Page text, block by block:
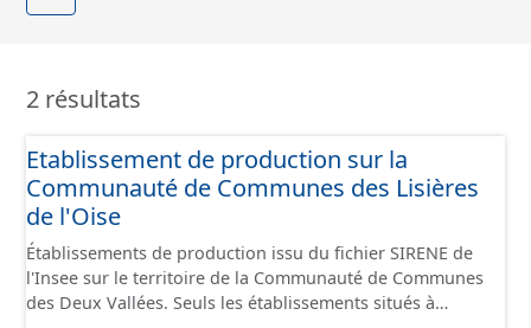
2 résultats
Etablissement de production sur la
Communauté de Communes des Lisières
de l'Oise
Établissements de production issu du fichier SIRENE de
l'Insee sur le territoire de la Communauté de Communes
des Deux Vallées. Seuls les établissements situés à